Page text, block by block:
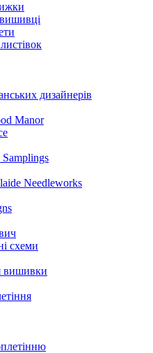
дизайнерів
Manor
Samplings
Needleworks
схеми
вишивки